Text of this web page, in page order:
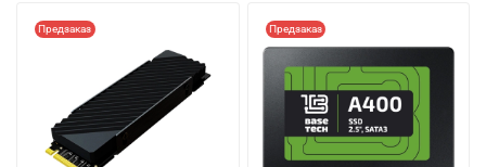
Предзаказ Предзаказ